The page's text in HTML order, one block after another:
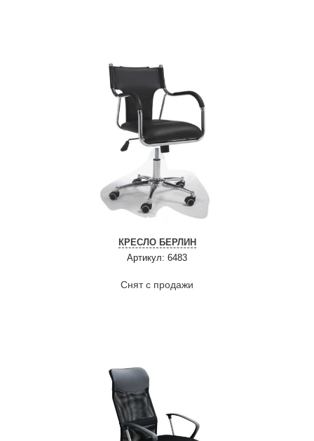
КРЕСЛО БЕРЛИН
Артикул: 6483
Снят с продажи